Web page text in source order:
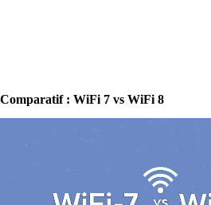
Comparatif : WiFi 7 vs WiFi 8